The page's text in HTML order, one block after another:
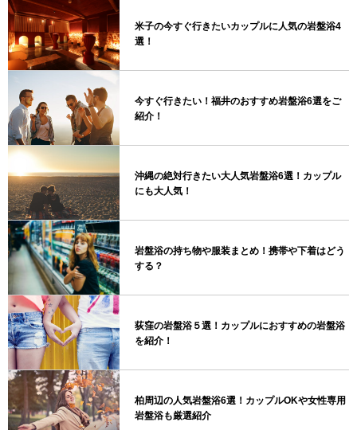
米子の今すぐ行きたいカップルに人気の岩盤浴4
選！
今すぐ行きたい！福井のおすすめ岩盤浴6選をご
紹介！
沖縄の絶対行きたい大人気岩盤浴6選！カップル
にも大人気！
岩盤浴の持ち物や服装まとめ！携帯や下着はどう
する？
荻窪の岩盤浴５選！カップルにおすすめの岩盤浴
を紹介！
柏周辺の人気岩盤浴6選！カップルOKや女性専用
岩盤浴も厳選紹介